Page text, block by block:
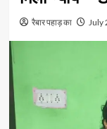
रैबार पहाड़ का July